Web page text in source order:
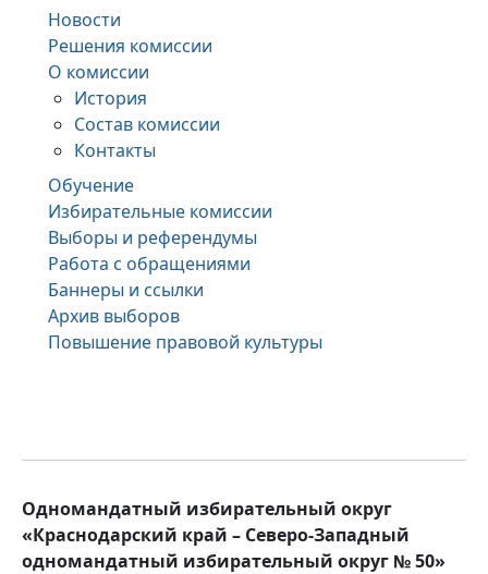
Новости
Решения комиссии
О комиссии
История
Состав комиссии
Контакты
Обучение
Избирательные комиссии
Выборы и референдумы
Работа с обращениями
Баннеры и ссылки
Архив выборов
Повышение правовой культуры
Одномандатный избирательный округ
«Краснодарский край – Северо-Западный
одномандатный избирательный округ № 50»